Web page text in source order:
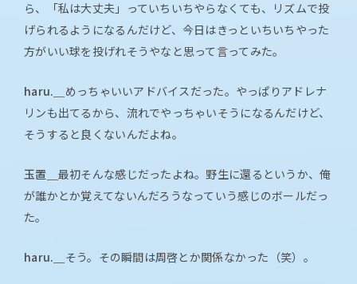
ら、「私は大丈夫」っていちいちやらなくても、リズムで投
げられるようになるんだけど、今日はきっといちいちやった
方がいい球を投げれそうやなと思って言ってみた。
haru.＿ めっちゃいいアドバイスだった。やっぱりアドレナ
リンも出てるから、流れでやっちゃいそうになるんだけど、
そうすると良くないんだよね。
玉置＿ 最初そんな感じだったよね。野生に還るというか、俺
が誰かとか覚えてないんだろうなっていう感じのボールだっ
た。
haru.＿ そう。その瞬間は周啓とか関係なかった（笑）。